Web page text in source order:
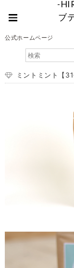
-
ブ
公式ホームページ
ミントミント【